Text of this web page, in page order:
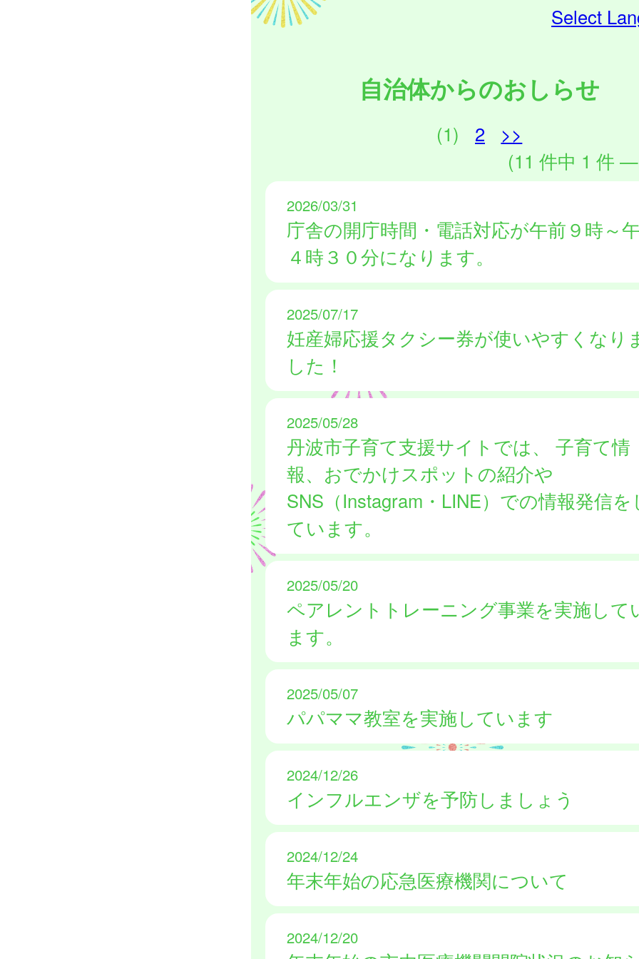
Select
自治体からのおしらせ
(1) 2
>>
(11 件中 1 件
2026/03/31
庁舎の開庁時間・電話対応が午前９時～
４時３０分になります。
2025/07/17
妊産婦応援タクシー券が使いやすくなり
した！
2025/05/28
丹波市子育て支援サイトでは、 子育て情
報、おでかけスポットの紹介や
SNS（Instagram・LINE）での情報発信を
ています。
2025/05/20
ペアレントトレーニング事業を実施して
ます。
2025/05/07
パパママ教室を実施しています
2024/12/26
インフルエンザを予防しましょう
2024/12/24
年末年始の応急医療機関について
2024/12/20